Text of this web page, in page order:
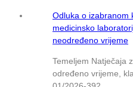
Odluka o izabranom
medicinsko
neodređeno vrijeme
Temeljem Natječaja
određeno vrijeme,